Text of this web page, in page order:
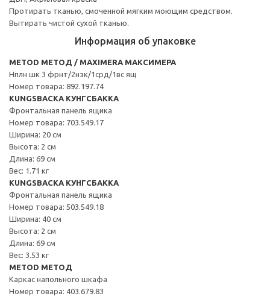
Протирать тканью, смоченной мягким моющим средством.
Вытирать чистой сухой тканью.
Информация об упаковке
METOD МЕТОД / MAXIMERA МАКСИМЕРА
Нплн шк 3 фрнт/2нзк/1срд/1вс ящ
Номер товара: 892.197.74
KUNGSBACKA КУНГСБАККА
Фронтальная панель ящика
Номер товара: 703.549.17
Ширина: 20 см
Высота: 2 см
Длина: 69 см
Вес: 1.71 кг
KUNGSBACKA КУНГСБАККА
Фронтальная панель ящика
Номер товара: 503.549.18
Ширина: 40 см
Высота: 2 см
Длина: 69 см
Вес: 3.53 кг
METOD МЕТОД
Каркас напольного шкафа
Номер товара: 403.679.83